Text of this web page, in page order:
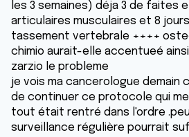
les 3 semaines) déja 3 de faites
articulaires musculaires et 8
tassement vertebrale ++++
chimio aurait-elle accentueé
zarzio le probleme
je vois ma cancerologue demain
de continuer ce protocole qui
tout était rentré dans l'ordre
surveillance régulière pourrait